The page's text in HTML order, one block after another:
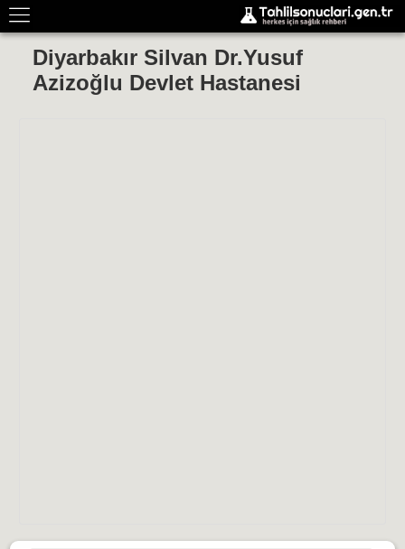
Diyarbakır Silvan Dr.Yusuf
Azizoğlu Devlet Hastanesi